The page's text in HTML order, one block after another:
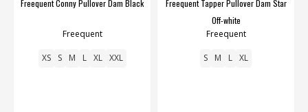
Freequent Conny Pullover Dam Black
Freequent
XS S M L XL XXL
Freequent Tapper Pullover Dam Star
Off-white
Freequent
S M L XL